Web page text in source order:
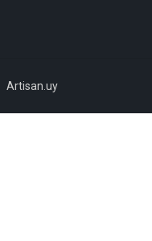
Artisan.uy